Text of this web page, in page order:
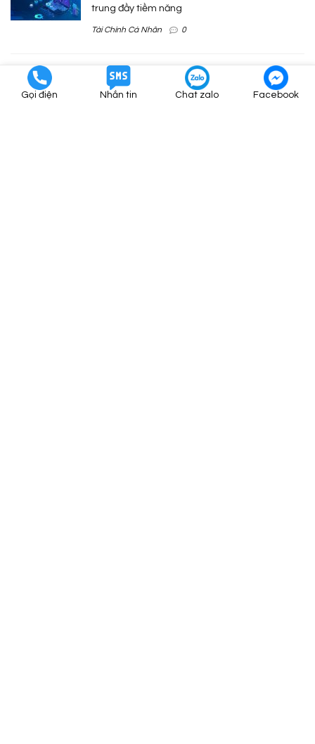
trung đầy tiềm năng
Tài Chính Cá Nhân 0
Khấu hao là gì? Phân loại và cách tính
Tài Chính Cá Nhân 0
Gọi điện Nhắn tin Chat zalo Facebook